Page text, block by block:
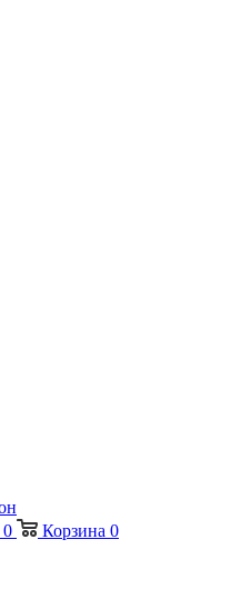
0 Корзина 0